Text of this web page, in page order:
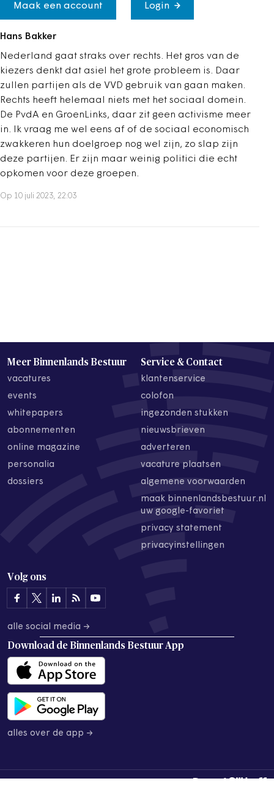
Maak een account Login
Hans Bakker
Nederland gaat straks over rechts. Het gros van de
kiezers denkt dat asiel het grote probleem is. Daar
zullen partijen als de VVD gebruik van gaan maken.
Rechts heeft helemaal niets met het sociaal domein.
De PvdA en GroenLinks, daar zit geen activisme meer
in. Ik vraag me wel eens af of de sociaal economisch
zwakkeren hun doelgroep nog wel zijn, zo slap zijn
deze partijen. Er zijn maar weinig politici die echt
opkomen voor deze groepen.
Op 10 juli 2023, 22:03
Meer Binnenlands Bestuur
vacatures
events
whitepapers
abonnementen
online magazine
personalia
dossiers
Service & Contact
klantenservice
colofon
ingezonden stukken
nieuwsbrieven
adverteren
vacature plaatsen
algemene voorwaarden
maak binnenlandsbestuur.nl
uw google-favoriet
privacy statement
privacyinstellingen
Volg ons
alle social media →
Download de Binnenlands Bestuur App
alles over de app →